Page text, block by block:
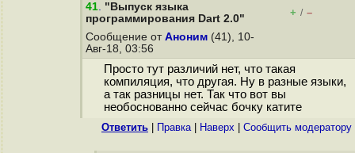
41. "Выпуск языка
программирования Dart 2.0"
+ / –
Сообщение от Аноним (41), 10-
Авг-18, 03:56
Просто тут различий нет, что такая
компиляция, что другая. Ну в разные языки,
а так разницы нет. Так что вот вы
необоснованно сейчас бочку катите
Ответить Правка| Наверх Cообщить модератору